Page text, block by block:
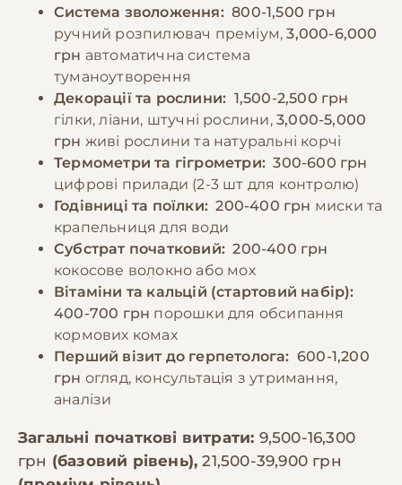
🎁 −10% на зоотовари
За промокодом E-PET
Система зволоження: 800-1,500 грн
ручний розпилювач преміум,3,000-6,000
грн автоматична система
туманоутворення
Декорації та рослини: 1,500-2,500 грн
гілки, ліани, штучні рослини, 3,000-5,000
грн живі рослини та натуральні корчі
Термометри та гігрометри: 300-600 грн
цифрові прилади (2-3 шт для контролю)
Годівниці та поїлки: 200-400 грн миски та
крапельниця для води
Субстрат початковий: 200-400 грн
кокосове волокно або мох
Вітаміни та кальцій (стартовий набір):
400-700 грн порошки для обсипання
кормових комах
Перший візит до герпетолога: 600-1,200
грн огляд, консультація з утримання,
аналізи
Загальні початкові витрати: 9,500-16,300
грн (базовий рівень),21,500-39,900 грн